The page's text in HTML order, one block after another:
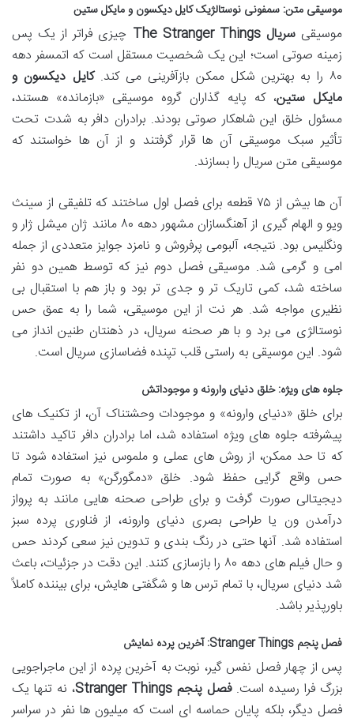
موسیقی متن: سمفونی نوستالژیک کایل دیکسون و مایکل ستین
موسیقیسریال The Stranger Things
چیزی فراتر از یک پس
زمینه صوتی است؛ این یک شخصیت مستقل است که اتمسفر دهه
۸۰ را به بهترین شکل ممکن بازآفرینی می کند.
کایل دیکسون و
مایکل ستین، که پایه گذاران گروه موسیقی «بازمانده» هستند،
مسئول خلق این شاهکار صوتی بودند. برادران دافر به شدت تحت
تأثیر سبک موسیقی آن ها قرار گرفتند و از آن ها خواستند که
موسیقی متن سریال را بسازند.
آن ها بیش از ۷۵ قطعه برای فصل اول ساختند که تلفیقی از سینث
ویو و الهام گیری از آهنگسازان مشهور دهه ۸۰ مانند ژان میشل ژار و
ونگلیس بود. نتیجه، آلبومی پرفروش و نامزد جوایز متعددی از جمله
امی و گرمی شد. موسیقی فصل دوم نیز که توسط همین دو نفر
ساخته شد، کمی تاریک تر و جدی تر بود و باز هم با استقبال بی
نظیری مواجه شد. هر نت از این موسیقی، شما را به عمق حس
نوستالژی می برد و با هر صحنه سریال، در ذهنتان طنین انداز می
شود. این موسیقی به راستی قلب تپنده فضاسازی سریال است.
جلوه های ویژه: خلق دنیای وارونه و موجوداتش
برای خلق «دنیای وارونه» و موجودات وحشتناک آن، از تکنیک های
پیشرفته جلوه های ویژه استفاده شد، اما برادران دافر تاکید داشتند
که تا حد ممکن، از روش های عملی و ملموس نیز استفاده شود تا
حس واقع گرایی حفظ شود. خلق «دمگورگن» به صورت تمام
دیجیتالی صورت گرفت و برای طراحی صحنه هایی مانند به پرواز
درآمدن ون یا طراحی بصری دنیای وارونه، از فناوری پرده سبز
استفاده شد. آنها حتی در رنگ بندی و تدوین نیز سعی کردند حس
و حال فیلم های دهه ۸۰ را بازسازی کنند. این دقت در جزئیات، باعث
شد دنیای سریال، با تمام ترس ها و شگفتی هایش، برای بیننده کاملاً
باورپذیر باشد.
فصل پنجم Stranger Things: آخرین پرده نمایش
پس از چهار فصل نفس گیر، نوبت به آخرین پرده از این ماجراجویی
بزرگ فرا رسیده است.فصل پنجم Stranger Things
، نه تنها یک
فصل دیگر، بلکه پایان حماسه ای است که میلیون ها نفر در سراسر